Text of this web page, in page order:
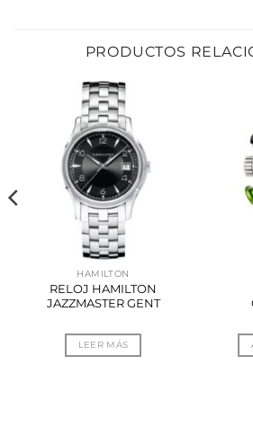
PRODUCTOS
HAMILTON
RELOJ HAMILTON
JAZZMASTER GENT
LEER MÁS